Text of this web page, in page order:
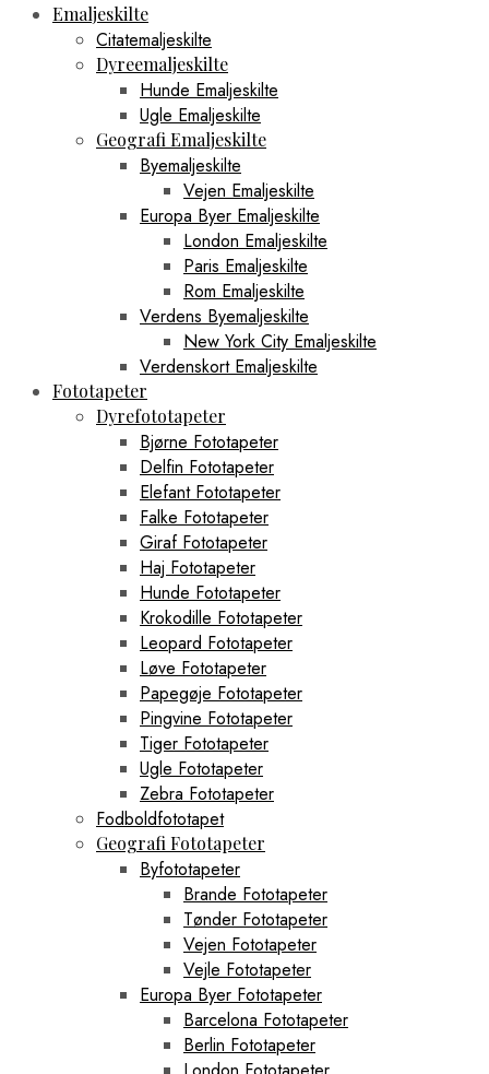
Emaljeskilte
Citatemaljeskilte
Dyreemaljeskilte
Hunde Emaljeskilte
Ugle Emaljeskilte
Geografi Emaljeskilte
Byemaljeskilte
Vejen Emaljeskilte
Europa Byer Emaljeskilte
London Emaljeskilte
Paris Emaljeskilte
Rom Emaljeskilte
Verdens Byemaljeskilte
New York City Emaljeskilte
Verdenskort Emaljeskilte
Fototapeter
Dyrefototapeter
Bjørne Fototapeter
Delfin Fototapeter
Elefant Fototapeter
Falke Fototapeter
Giraf Fototapeter
Haj Fototapeter
Hunde Fototapeter
Krokodille Fototapeter
Leopard Fototapeter
Løve Fototapeter
Papegøje Fototapeter
Pingvine Fototapeter
Tiger Fototapeter
Ugle Fototapeter
Zebra Fototapeter
Fodboldfototapet
Geografi Fototapeter
Byfototapeter
Brande Fototapeter
Tønder Fototapeter
Vejen Fototapeter
Vejle Fototapeter
Europa Byer Fototapeter
Barcelona Fototapeter
Berlin Fototapeter